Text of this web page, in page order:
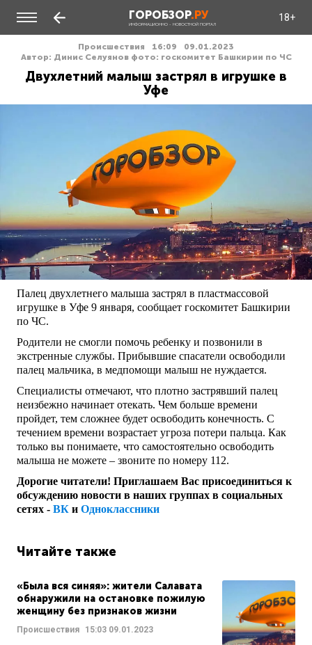
ГОРОБЗОР.РУ
ИНФОРМАЦИОННО - НОВОСТНОЙ ПОРТАЛ
18+
Происшествия 16:09
09.01.2023
Автор: Динис Селуянов фото: госкомитет Башкирии по ЧС
Двухлетний малыш застрял в игрушке в
Уфе
Палец двухлетнего малыша застрял в пластмассовой
игрушке в Уфе 9 января, сообщает госкомитет Башкирии
по ЧС.
Родители не смогли помочь ребенку и позвонили в
экстренные службы. Прибывшие спасатели освободили
палец мальчика, в медпомощи малыш не нуждается.
Специалисты отмечают, что плотно застрявший палец
неизбежно начинает отекать. Чем больше времени
пройдет, тем сложнее будет освободить конечность. С
течением времени возрастает угроза потери пальца. Как
только вы понимаете, что самостоятельно освободить
малыша не можете – звоните по номеру 112.
Дорогие читатели! Приглашаем Вас присоединиться к
обсуждению новости в наших группах в социальных
сетях - ВК и Одноклассники
Читайте также
«Была вся синяя»: жители Салавата
обнаружили на остановке пожилую
женщину без признаков жизни
Происшествия 15:03 09.01.2023